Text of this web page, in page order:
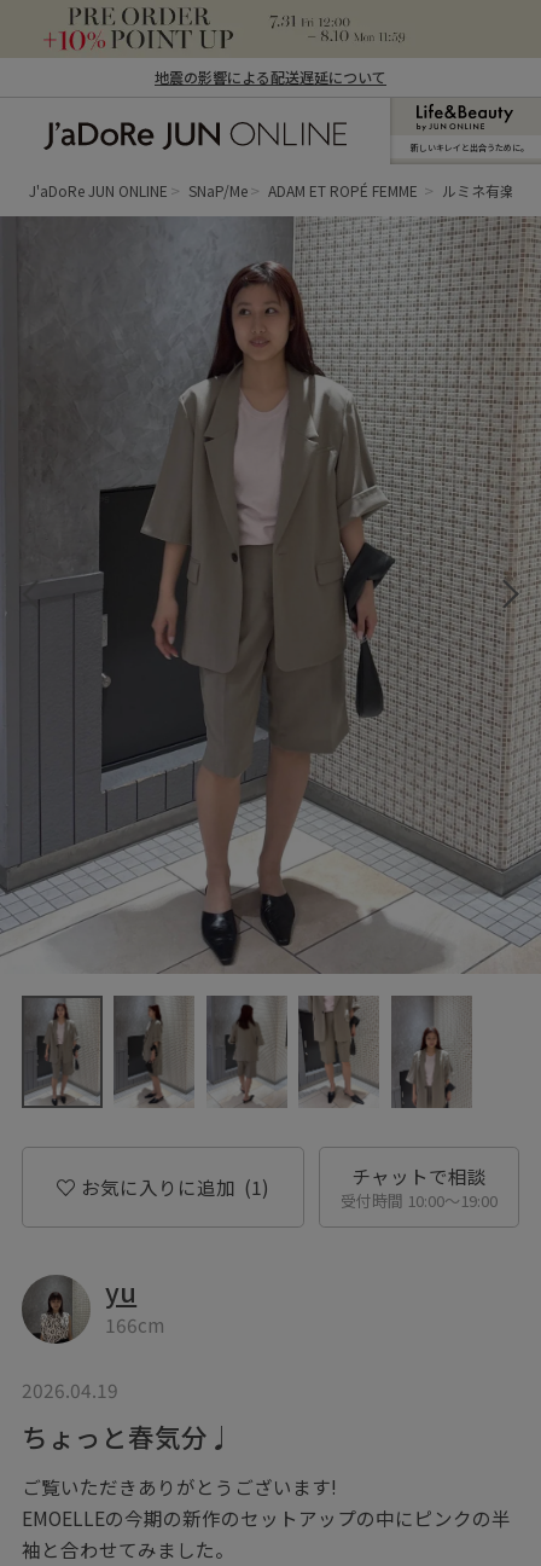
地震の影響による配送遅延について
ン オンライン）
新しいキレイと出合うために。
J'aDoRe JUN ONLINE SNaP/Me ADAM ET ROPÉ FEMME ルミネ有楽町
お気に入りに追加 (1) チャットで相談
受付時間 10:00〜19:00
yu
166cm
2026.04.19
ちょっと春気分♩
ご覧いただきありがとうございます!
EMOELLEの今期の新作のセットアップの中にピンクの半
袖と合わせてみました。